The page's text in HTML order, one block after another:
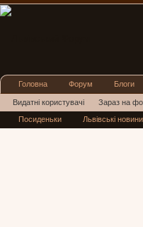
Головна Форум Блоги
Видатні користувачі Зараз на
Нові повідомлення профілю
Посиденьки Львівські новини